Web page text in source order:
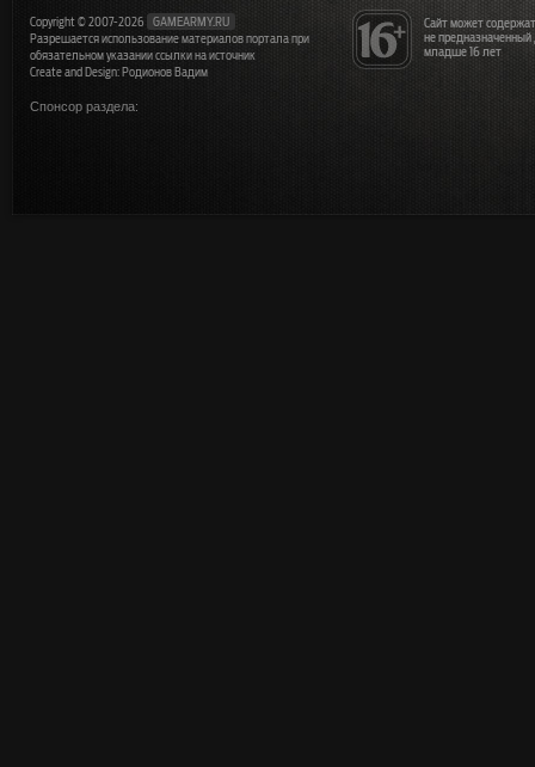
Сайт может
не
младше 16 лет
Copyright © 2007-2026
GAMEARMY.RU
Разрешается использование материалов портала при
обязательном указании ссылки на источник
Create and Design: Родионов Вадим
Спонсор раздела: